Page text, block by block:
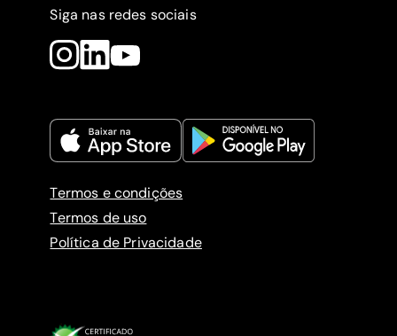
Siga nas redes sociais
Termos e condições
Termos de uso
Política de Privacidade